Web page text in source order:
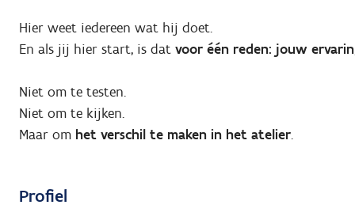
Hier weet iedereen wat hij doet.
En als jij hier start, is dat voor één reden: jouw
Niet om te testen.
Niet om te kijken.
Maar om het verschil te maken in het atelier.
Profiel